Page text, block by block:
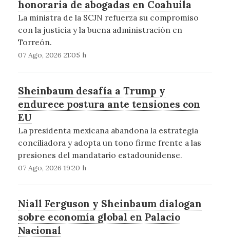
honoraria de abogadas en Coahuila
La ministra de la SCJN refuerza su compromiso
con la justicia y la buena administración en
Torreón.
07 Ago, 2026 21:05 h
Sheinbaum desafía a Trump y
endurece postura ante tensiones con
EU
La presidenta mexicana abandona la estrategia
conciliadora y adopta un tono firme frente a las
presiones del mandatario estadounidense.
07 Ago, 2026 19:20 h
Niall Ferguson y Sheinbaum dialogan
sobre economía global en Palacio
Nacional